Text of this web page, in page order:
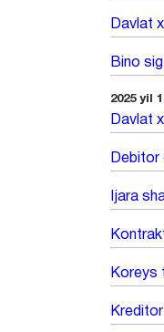
Davlat
Bino
2025 yil
Davlat
Debitor
Ijara
Koreys